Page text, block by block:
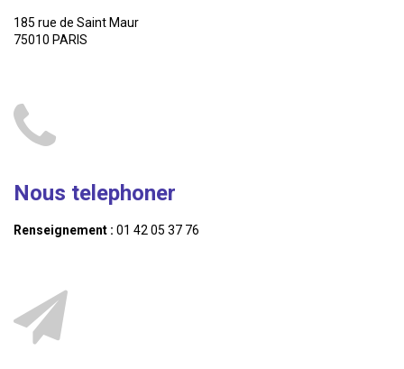
185 rue de Saint Maur
75010 PARIS
Nous telephoner
Renseignement : 01 42 05 37 76